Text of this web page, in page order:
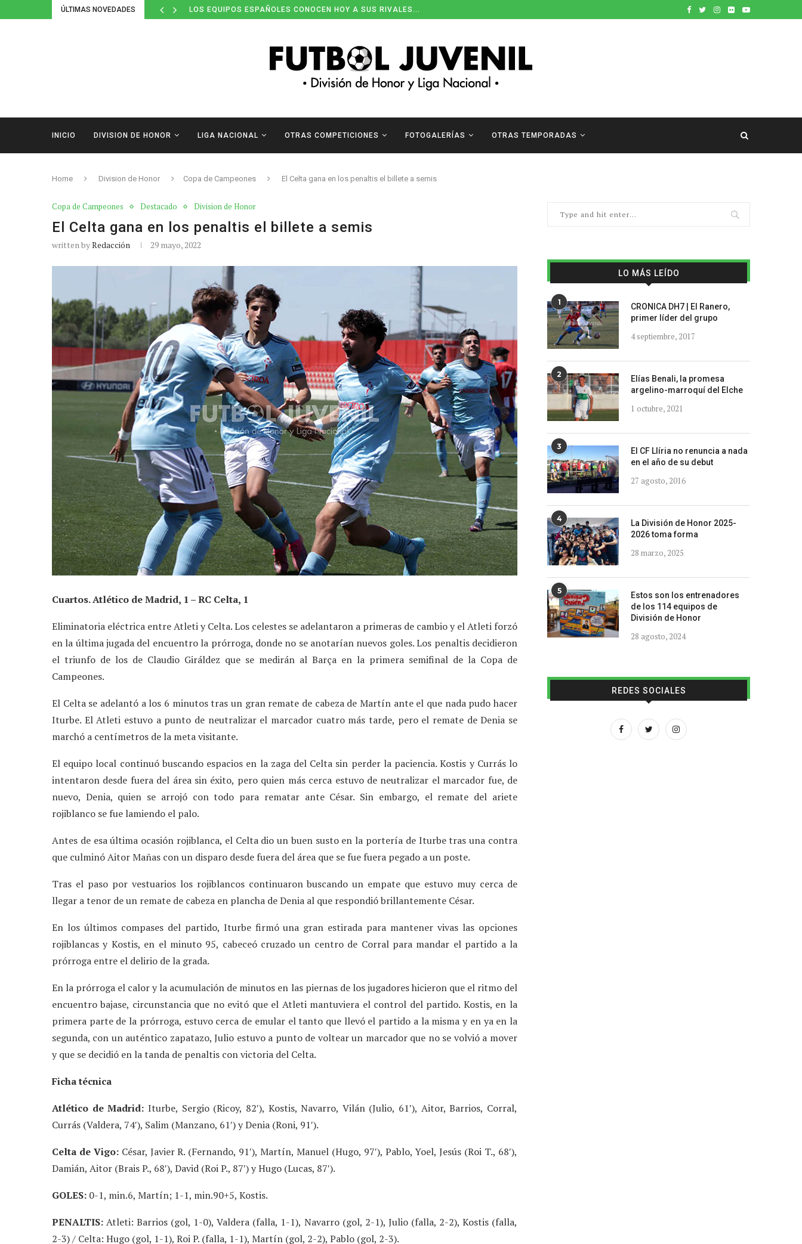
ÚLTIMAS NOVEDADES LOS EQUIPOS ESPAÑOLES CONOCEN HOY A SUS RIVALES...
INICIO DIVISION DE HONOR LIGA NACIONAL OTRAS COMPETICIONES FOTOGALERÍAS OTRAS TEMPORADAS
Home Division de Honor Copa de Campeones El Celta gana en los penaltis el billete a semis
Copa de Campeones Destacado Division de Honor
El Celta gana en los penaltis el billete a semis
written byRedacción 29 mayo, 2022
Cuartos. Atlético de Madrid, 1 – RC Celta, 1
Eliminatoria eléctrica entre Atleti y Celta. Los celestes se adelantaron a primeras de cambio y el Atleti forzó
en la última jugada del encuentro la prórroga, donde no se anotarían nuevos goles. Los penaltis decidieron
el triunfo de los de Claudio Giráldez que se medirán al Barça en la primera semifinal de la Copa de
Campeones.
El Celta se adelantó a los 6 minutos tras un gran remate de cabeza de Martín ante el que nada pudo hacer
Iturbe. El Atleti estuvo a punto de neutralizar el marcador cuatro más tarde, pero el remate de Denia se
marchó a centímetros de la meta visitante.
El equipo local continuó buscando espacios en la zaga del Celta sin perder la paciencia. Kostis y Currás lo
intentaron desde fuera del área sin éxito, pero quien más cerca estuvo de neutralizar el marcador fue, de
nuevo, Denia, quien se arrojó con todo para rematar ante César. Sin embargo, el remate del ariete
rojiblanco se fue lamiendo el palo.
Antes de esa última ocasión rojiblanca, el Celta dio un buen susto en la portería de Iturbe tras una contra
que culminó Aitor Mañas con un disparo desde fuera del área que se fue fuera pegado a un poste.
Tras el paso por vestuarios los rojiblancos continuaron buscando un empate que estuvo muy cerca de
llegar a tenor de un remate de cabeza en plancha de Denia al que respondió brillantemente César.
En los últimos compases del partido, Iturbe firmó una gran estirada para mantener vivas las opciones
rojiblancas y Kostis, en el minuto 95, cabeceó cruzado un centro de Corral para mandar el partido a la
prórroga entre el delirio de la grada.
En la prórroga el calor y la acumulación de minutos en las piernas de los jugadores hicieron que el ritmo del
encuentro bajase, circunstancia que no evitó que el Atleti mantuviera el control del partido. Kostis, en la
primera parte de la prórroga, estuvo cerca de emular el tanto que llevó el partido a la misma y en ya en la
segunda, con un auténtico zapatazo, Julio estuvo a punto de voltear un marcador que no se volvió a mover
y que se decidió en la tanda de penaltis con victoria del Celta.
Ficha técnica
Atlético de Madrid: Iturbe, Sergio (Ricoy, 82′), Kostis, Navarro, Vilán (Julio, 61′), Aitor, Barrios, Corral,
Currás (Valdera, 74′), Salim (Manzano, 61′) y Denia (Roni, 91′).
Celta de Vigo:César, Javier R. (Fernando, 91′), Martín, Manuel (Hugo, 97′), Pablo, Yoel, Jesús (Roi T., 68′),
Damián, Aitor (Brais P., 68′), David (Roi P., 87′) y Hugo (Lucas, 87′).
GOLES: 0-1, min.6, Martín; 1-1, min.90+5, Kostis.
PENALTIS: Atleti: Barrios (gol, 1-0), Valdera (falla, 1-1), Navarro (gol, 2-1), Julio (falla, 2-2), Kostis (falla,
2-3) / Celta: Hugo (gol, 1-1), Roi P. (falla, 1-1), Martín (gol, 2-2), Pablo (gol, 2-3).
LO MÁS LEÍDO
1
CRONICA DH7 | El Ranero,
primer líder del grupo
4 septiembre, 2017
2
Elías Benali, la promesa
argelino-marroquí del Elche
1 octubre, 2021
3
El CF Llíria no renuncia a nada
en el año de su debut
27 agosto, 2016
4
La División de Honor 2025-
2026 toma forma
28 marzo, 2025
5
Estos son los entrenadores
de los 114 equipos de
División de Honor
28 agosto, 2024
REDES SOCIALES